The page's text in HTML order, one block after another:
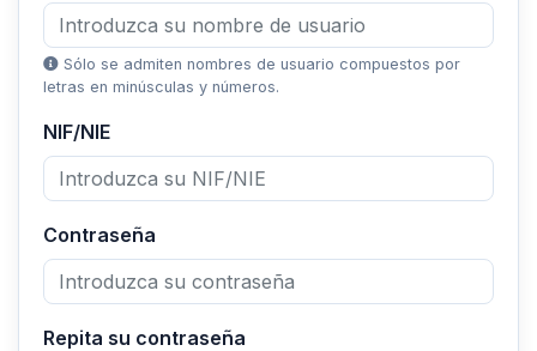
Sólo se admiten nombres de usuario compuestos por
letras en minúsculas y números.
NIF/NIE
Contraseña
Repita su contraseña